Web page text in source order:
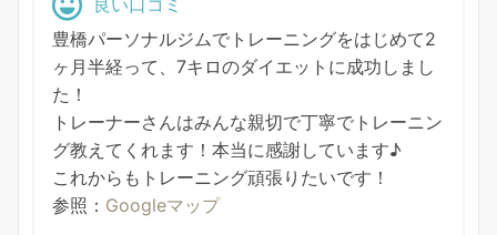
良い口コミ
豊橋パーソナルジムでトレーニングをはじめて2
ヶ月半経って、7キロのダイエットに成功しまし
た！
トレーナーさんはみんな親切で丁寧でトレーニン
グ教えてくれます！本当に感謝しています♪
これからもトレーニング頑張りたいです！
参照： Googleマップ